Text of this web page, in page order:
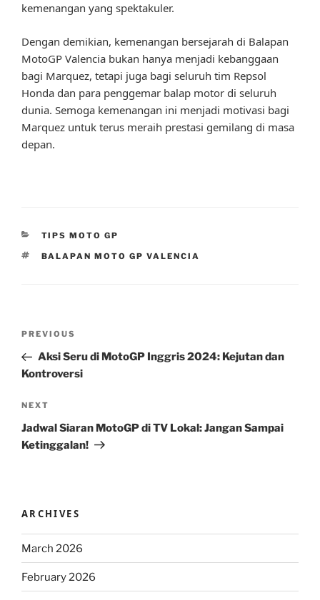
kemenangan yang spektakuler.
Dengan demikian, kemenangan bersejarah di Balapan
MotoGP Valencia bukan hanya menjadi kebanggaan
bagi Marquez, tetapi juga bagi seluruh tim Repsol
Honda dan para penggemar balap motor di seluruh
dunia. Semoga kemenangan ini menjadi motivasi bagi
Marquez untuk terus meraih prestasi gemilang di masa
depan.
CATEGORIES
TIPS MOTO GP
TAGS
BALAPAN MOTO GP VALENCIA
Previous
Post
PREVIOUS
Aksi Seru di MotoGP Inggris 2024: Kejutan dan
Kontroversi
Next
Post
NEXT
Jadwal Siaran MotoGP di TV Lokal: Jangan Sampai
Ketinggalan!
ARCHIVES
March 2026
February 2026